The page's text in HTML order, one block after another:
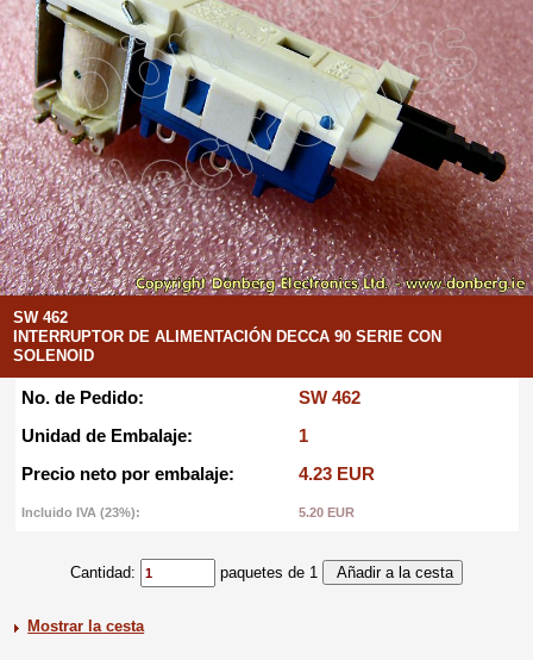
SW 462
INTERRUPTOR DE ALIMENTACIÓN DECCA 90 SERIE CON
SOLENOID
No. de Pedido:
SW 462
Unidad de Embalaje:
1
Precio neto por embalaje:
4.23 EUR
Incluido IVA (23%): 5.20 EUR
Cantidad: paquetes de 1
Mostrar la cesta